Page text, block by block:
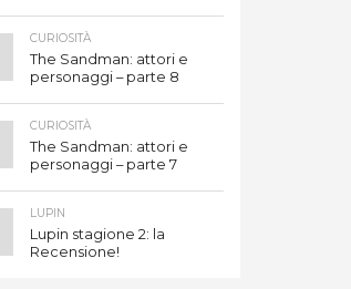
CURIOSITÀ
The Sandman: attori e
personaggi – parte 8
CURIOSITÀ
The Sandman: attori e
personaggi – parte 7
LUPIN
Lupin stagione 2: la
Recensione!